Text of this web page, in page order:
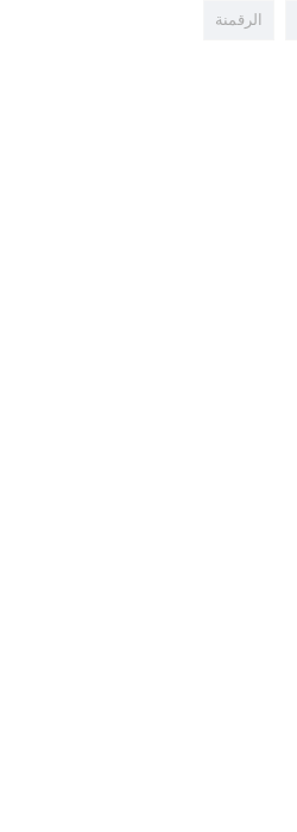
الرقمنة